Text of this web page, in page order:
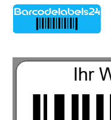
Bildergalerie